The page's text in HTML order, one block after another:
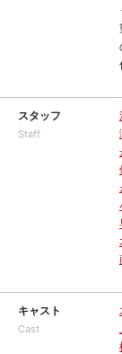
スタッフ
Staff
キャスト
Cast